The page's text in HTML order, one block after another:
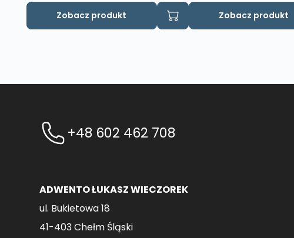
Zobacz produkt Zobacz produkt
+48 602 462 708
ADWENTO ŁUKASZ WIECZOREK
ul. Bukietowa 18
41-403 Chełm Śląski